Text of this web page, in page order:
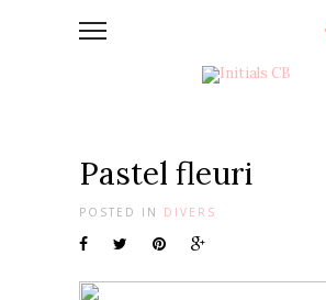
Pastel fleuri
POSTED IN DIVERS